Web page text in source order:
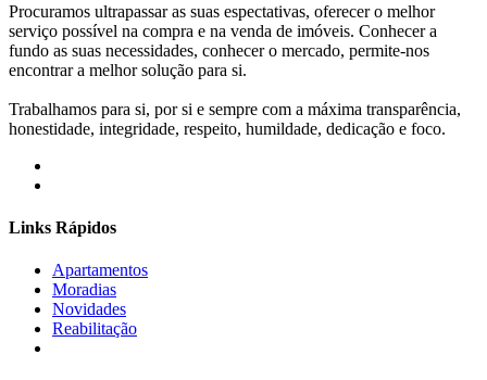
Procuramos ultrapassar as suas espectativas, oferecer o melhor
serviço possível na compra e na venda de imóveis. Conhecer a
fundo as suas necessidades, conhecer o mercado, permite-nos
encontrar a melhor solução para si.
Trabalhamos para si, por si e sempre com a máxima transparência,
honestidade, integridade, respeito, humildade, dedicação e foco.
Links Rápidos
Apartamentos
Moradias
Novidades
Reabilitação